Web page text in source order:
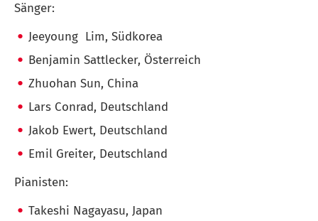
Sänger:
Jeeyoung Lim, Südkorea
Benjamin Sattlecker, Österreich
Zhuohan Sun, China
Lars Conrad, Deutschland
Jakob Ewert, Deutschland
Emil Greiter, Deutschland
Pianisten:
Takeshi Nagayasu, Japan